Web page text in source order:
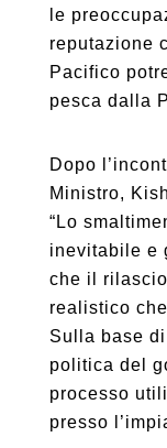
le
reputazione
Pacifico
pesca dalla
Dopo
Ministro,
“Lo
inevitabile e
che il
realistico
Sulla base
politica del
processo
presso